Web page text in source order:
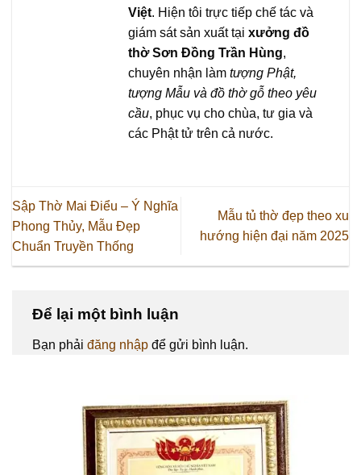
Việt. Hiện tôi trực tiếp chế tác và
giám sát sản xuất tại xưởng đồ
thờ Sơn Đồng Trần Hùng,
chuyên nhận làm tượng Phật,
tượng Mẫu và đồ thờ gỗ theo yêu
cầu, phục vụ cho chùa, tư gia và
các Phật tử trên cả nước.
Sập Thờ Mai Điểu – Ý Nghĩa
Phong Thủy, Mẫu Đẹp
Chuẩn Truyền Thống
Mẫu tủ thờ đẹp theo xu
hướng hiện đại năm 2025
Để lại một bình luận
Bạn phải đăng nhập để gửi bình luận.